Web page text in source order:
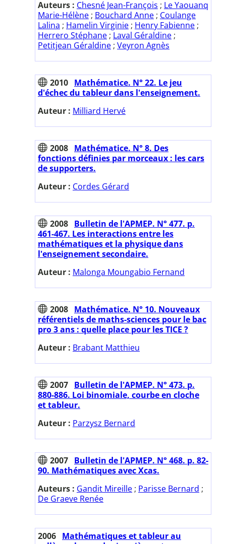
Auteurs : Chesné Jean-François ; Le Yaouanq
Marie-Hélène ; Bouchard Anne ; Coulange
Lalina ; Hamelin Virginie ; Henry Fabienne ;
Herrero Stéphane ; Laval Géraldine ;
Petitjean Géraldine ; Veyron Agnès
2010 Mathématice. N° 22. Le jeu
d'échec du tableur dans l'enseignement.
Auteur : Milliard Hervé
2008 Mathématice. N° 8. Des
fonctions définies par morceaux : les cars
de supporters.
Auteur : Cordes Gérard
2008 Bulletin de l'APMEP. N° 477. p.
461-467. Les interactions entre les
mathématiques et la physique dans
l'enseignement secondaire.
Auteur : Malonga Moungabio Fernand
2008 Mathématice. N° 10. Nouveaux
référentiels de maths-sciences pour le bac
pro 3 ans : quelle place pour les TICE ?
Auteur : Brabant Matthieu
2007 Bulletin de l'APMEP. N° 473. p.
880-886. Loi binomiale, courbe en cloche
et tableur.
Auteur : Parzysz Bernard
2007 Bulletin de l'APMEP. N° 468. p. 82-
90. Mathématiques avec Xcas.
Auteurs : Gandit Mireille ; Parisse Bernard ;
De Graeve Renée
2006 Mathématiques et tableur au